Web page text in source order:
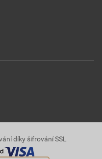
díky šifrování SSL